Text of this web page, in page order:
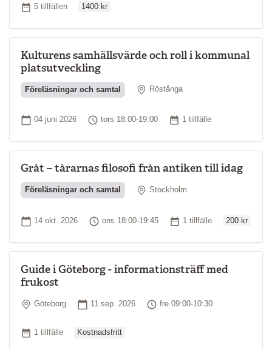
Antal tillfällen
5 tillfällen 1400 kr
Kulturens samhällsvärde och roll i kommunal
platsutveckling
Föreläsningar och samtal Plats
Röstånga
Startdatum
04 juni 2026 Tid
tors 18:00-19:00 Antal tillfällen
1 tillfälle
Gråt – tårarnas filosofi från antiken till idag
Föreläsningar och samtal Plats
Stockholm
Startdatum
14 okt. 2026 Tid
ons 18:00-19:45 Antal tillfällen
1 tillfälle 200 kr
Guide i Göteborg - informationsträff med
frukost
Plats
Göteborg Startdatum
11 sep. 2026 Tid
fre 09:00-10:30
Antal tillfällen
1 tillfälle Kostnadsfritt